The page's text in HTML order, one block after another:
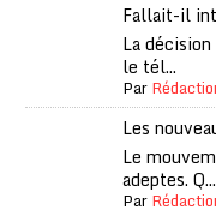
Fallait-il
La
le tél...
Par
Les
Le
adeptes. Q...
Par